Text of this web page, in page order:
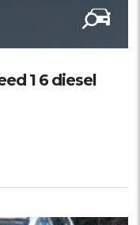
1 6 diesel